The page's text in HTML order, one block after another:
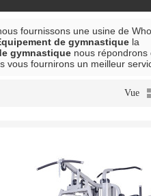
nous fournissons une usine de
de gymnastique la
gymnastique nous répondrons
vous fournirons un meilleur
Vue